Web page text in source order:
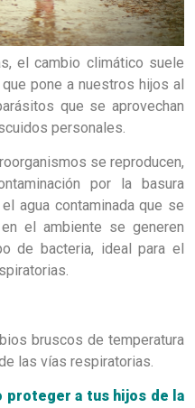
el cambio climático suele
pone a nuestros hijos al
que se aprovechan
personales.
se reproducen,
por la basura
agua contaminada que se
el ambiente se generen
de bacteria, ideal para el
bruscos de temperatura
las vías respiratorias.
proteger a tus hijos de la